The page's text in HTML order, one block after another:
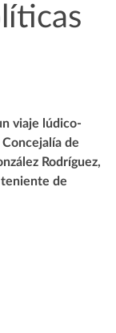
viaje lúdico-
de
Rodríguez,
de